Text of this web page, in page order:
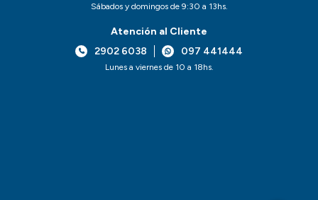
Sábados y domingos de 9:30 a 13hs.
Atención al Cliente
2902 6038
097 441444
Lunes a viernes de 10 a 18hs.